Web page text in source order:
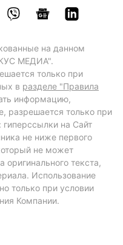
на данном
МЕДИА".
только при
в разделе "Правила
информацию,
разрешается только при
на Сайт
не ниже первого
не может
текста,
Использование
только при условии
Компании.